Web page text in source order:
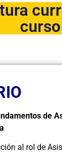
curso
de
al rol de